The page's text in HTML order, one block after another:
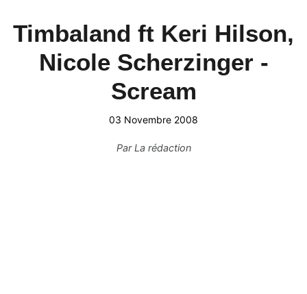
Timbaland ft Keri Hilson,
Nicole Scherzinger -
Scream
03 Novembre 2008
ParLa rédaction